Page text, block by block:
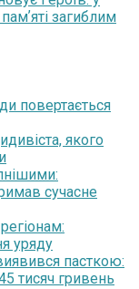
загиблим
повертається
якого
сучасне
уряду
пасткою:
тисяч гривень